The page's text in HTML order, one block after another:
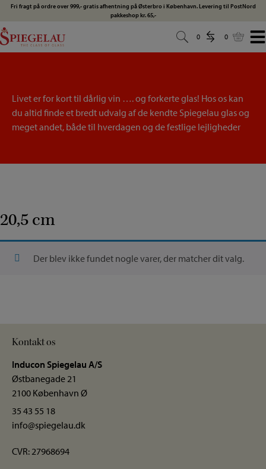
Hop
indholdet
Fri fragt på ordre over 999,- gratis afhentning på Østerbro i København. Levering til PostNord
pakkeshop kr. 65,-
0
0 0
0
Livet er for kort til dårlig vin …. og forkerte glas! Hos os kan
du altid finde et bredt udvalg af de kendte Spiegelau glas og
meget andet, både til hverdagen og de festlige lejligheder
20,5 cm
Der blev ikke fundet nogle varer, der matcher dit valg.
Kontakt os
Inducon Spiegelau A/S
Østbanegade 21
2100 København Ø
35 43 55 18
info@spiegelau.dk
CVR: 27968694